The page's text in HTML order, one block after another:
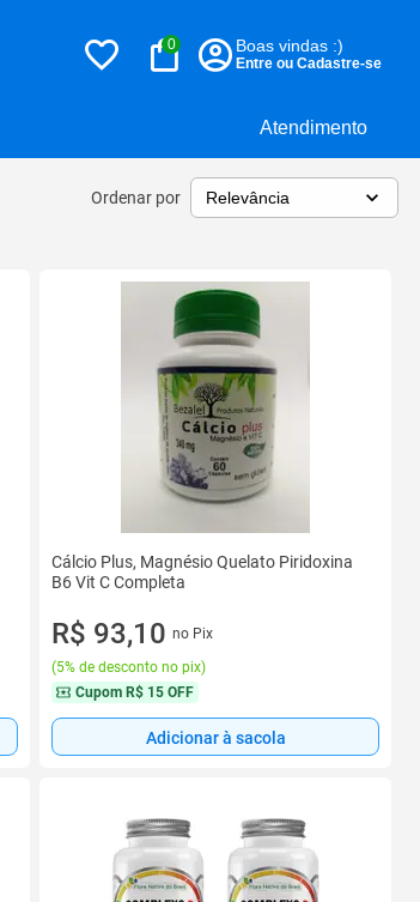
Atendimento
0 Boas vindas :)
Entre ou Cadastre-se
Ordenar por
Cálcio Plus, Magnésio Quelato Piridoxina
B6 Vit C Completa
R$ 93,10 no Pix
(5% de desconto no pix)
Cupom R$ 15 OFF
Adicionar à sacola